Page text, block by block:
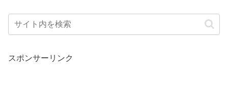
スポンサーリンク